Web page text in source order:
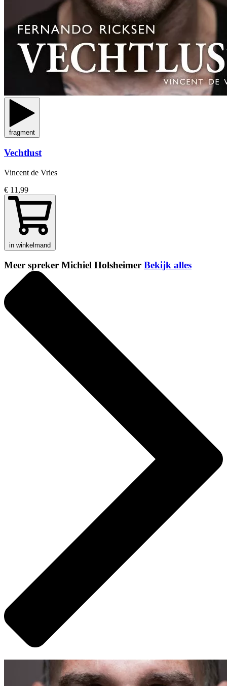
fragment
Vechtlust
Vincent de Vries
€ 11,99
in winkelmand
Meer spreker Michiel Holsheimer Bekijk alles